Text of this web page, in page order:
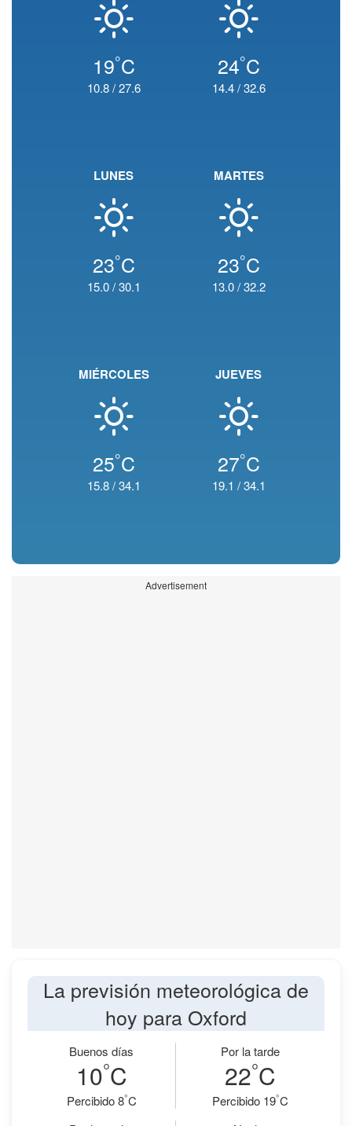
19°C
10.8/27.6
24°C
14.4/32.6
LUNES
23°C
15.0/30.1
MARTES
23°C
13.0/32.2
MIÉRCOLES
25°C
15.8/34.1
JUEVES
27°C
19.1 /34.1
Advertisement
La previsión meteorológica de
hoy para Oxford
Buenos días
10°C
Percibido 8°C
Por la tarde
22°C
Percibido 19°C